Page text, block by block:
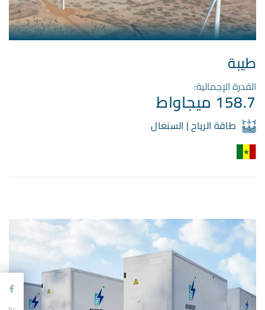
طيبة
القدرة الإجمالية:
158.7 ميجاواط
طاقة الرياح | السنغال